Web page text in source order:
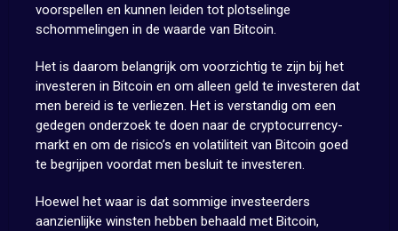
voorspellen en kunnen leiden tot plotselinge
schommelingen in de waarde van Bitcoin.
Het is daarom belangrijk om voorzichtig te zijn bij het
investeren in Bitcoin en om alleen geld te investeren dat
men bereid is te verliezen. Het is verstandig om een
gedegen onderzoek te doen naar de cryptocurrency-
markt en om de risico’s en volatiliteit van Bitcoin goed
te begrijpen voordat men besluit te investeren.
Hoewel het waar is dat sommige investeerders
aanzienlijke winsten hebben behaald met Bitcoin,